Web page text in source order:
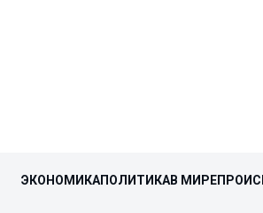
ЭКОНОМИКАПОЛИТИКАВ МИРЕ